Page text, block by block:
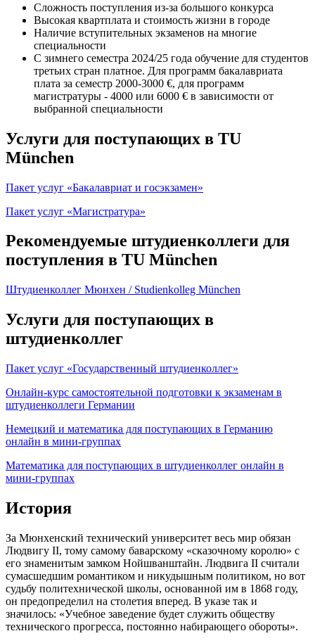
Сложность поступления из-за большого конкурса
Высокая квартплата и стоимость жизни в городе
Наличие вступительных экзаменов на многие
специальности
С зимнего семестра 2024/25 года обучение для студентов
третьих стран платное. Для программ бакалавриата
плата за семестр 2000-3000 €, для программ
магистратуры - 4000 или 6000 € в зависимости от
выбранной специальности
Услуги для поступающих в TU
München
Пакет услуг «Бакалавриат и госэкзамен»
Пакет услуг «Магистратура»
Рекомендуемые штудиенколлеги для
поступления в TU München
Штудиенколлег Мюнхен / Studienkolleg München
Услуги для поступающих в
штудиенколлег
Пакет услуг «Государственный штудиенколлег»
Онлайн-курс самостоятельной подготовки к экзаменам в
штудиенколлеги Германии
Немецкий и математика для поступающих в Германию
онлайн в мини-группах
Математика для поступающих в штудиенколлег онлайн в
мини-группах
История
За Мюнхенский технический университет весь мир обязан
Людвигу II, тому самому баварскому «сказочному королю» с
его знаменитым замком Нойшванштайн. Людвига II считали
сумасшедшим романтиком и никудышным политиком, но вот
судьбу политехнической школы, основанной им в 1868 году,
он предопределил на столетия вперед. В указе так и
значилось: «Учебное заведение будет служить обществу
технического прогресса, постоянно набирающего обороты».